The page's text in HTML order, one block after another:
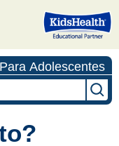
Para Adolescentes